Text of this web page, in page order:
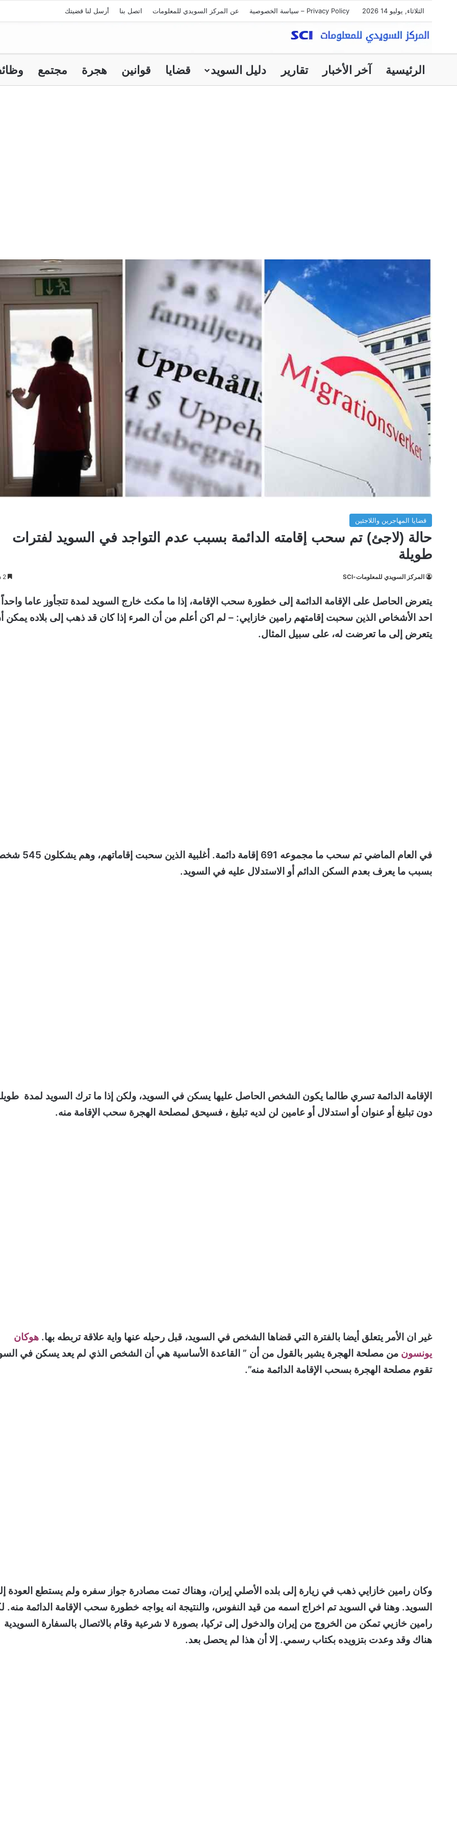
الثلاثاء, يوليو 14 2026 Privacy Policy – سياسة الخصوصية عن المركز السويدي للمعلومات اتصل بنا أرسل لنا قضيتك
الرئيسية آخر الأخبار تقارير دليل السويد قضايا قوانين هجرة مجتمع
قضايا المهاجرين واللاجئين
حالة (لاجئ) تم سحب إقامته الدائمة بسبب عدم التواجد في السويد لفترات
طويلة
المركز السويدي للمعلومات-SCI 2 دقائق
يتعرض الحاصل على الإقامة الدائمة إلى خطورة سحب الإقامة، إذا ما مكث خارج السويد لمدة تتجأوز عاما
احد الأشخاص الذين سحبت إقامتهم رامين خازايي: – لم اكن أعلم من أن المرء إذا كان قد ذهب إلى بلاده يمكن
يتعرض إلى ما تعرضت له، على سبيل المثال.
في العام الماضي تم سحب ما مجموعه 691 إقامة دائمة. أغلبية الذين
بسبب ما يعرف بعدم السكن الدائم أو الاستدلال عليه في السويد.
الإقامة الدائمة تسري طالما يكون الشخص الحاصل عليها يسكن في السويد، ولكن إذا ما ترك السويد لمدة
دون تبليغ أو عنوان أو استدلال أو عامين لن لديه تبليغ ، فسيحق لمصلحة الهجرة سحب الإقامة منه.
غير ان الأمر يتعلق أيضا بالفترة التي قضاها الشخص في السويد، قبل رحيله عنها واية علاقة تربطه بها. هوكان
يونسون من مصلحة الهجرة يشير بالقول من أن ” القاعدة الأساسية هي أن الشخص الذي لم يعد يسكن في
تقوم مصلحة الهجرة بسحب الإقامة الدائمة منه”.
وكان رامين خازايي ذهب في زيارة إلى بلده الأصلي إيران، وهناك تمت مصادرة جواز سفره ولم يستطع العودة
السويد. وهنا في السويد تم اخراج اسمه من قيد النفوس، والنتيجة انه يواجه خطورة سحب الإقامة الدائمة منه.
رامين خازيي تمكن من الخروج من إيران والدخول إلى تركيا، بصورة لا شرعية وقام بالاتصال بالسفارة السويدية
هناك وقد وعدت بتزويده بكتاب رسمي. إلا أن هذا لم يحصل بعد.